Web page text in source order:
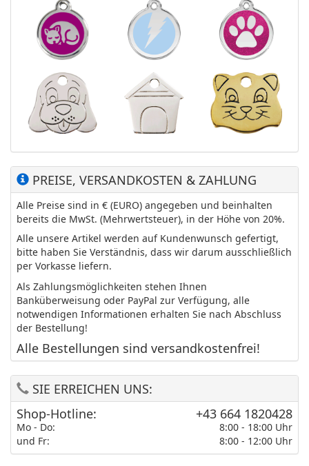
PREISE, VERSANDKOSTEN & ZAHLUNG
Alle Preise sind in € (EURO) angegeben und beinhalten
bereits die MwSt. (Mehrwertsteuer), in der Höhe von 20%.
Alle unsere Artikel werden auf Kundenwunsch gefertigt,
bitte haben Sie Verständnis, dass wir darum ausschließlich
per Vorkasse liefern.
Als Zahlungsmöglichkeiten stehen Ihnen
Banküberweisung oder PayPal zur Verfügung, alle
notwendigen Informationen erhalten Sie nach Abschluss
der Bestellung!
Alle Bestellungen sind versandkostenfrei!
SIE ERREICHEN UNS:
Shop-Hotline:
Mo - Do:
und Fr:
+43 664 1820428
8:00 - 18:00 Uhr
8:00 - 12:00 Uhr